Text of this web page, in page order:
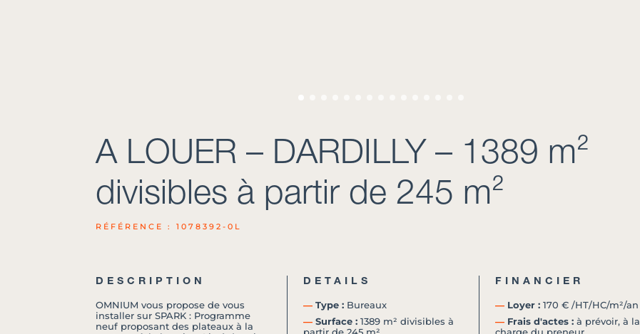
A LOUER – DARDILLY – 1389 m²
divisibles à partir de 245 m²
RÉFÉRENCE : 1078392-0L
DESCRIPTION
OMNIUM vous propose de vous
installer sur SPARK : Programme
neuf proposant des plateaux à la
DETAILS
―Type :Bureaux
―Surface :1389 m² divisibles à
FINANCIER
―Loyer :170 € /HT/HC/m²/an
―Frais d'actes :à prévoir, à la